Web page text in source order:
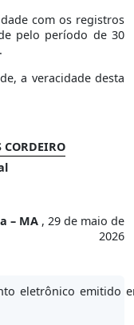
com os registros
pelo período de 30
a veracidade desta
– MA , 29 de maio de
2026
eletrônico emitido